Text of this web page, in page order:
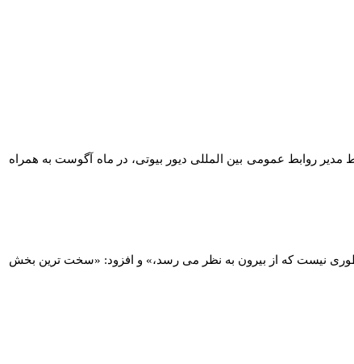
روابط عمومی بین‌ المللی دیور بیوتی، در ماه آگوست به همراه
آنطوری نیست که از بیرون به نظر می‌ رسد،» و افزود: «سخت‌ ترین بخش